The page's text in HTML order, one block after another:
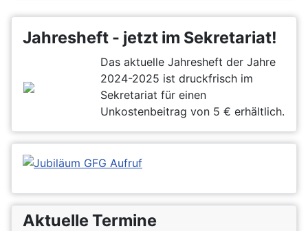
Jahresheft - jetzt im Sekretariat!
Das aktuelle Jahresheft der Jahre
2024-2025 ist druckfrisch im
Sekretariat für einen
Unkostenbeitrag von 5 € erhältlich.
Aktuelle Termine